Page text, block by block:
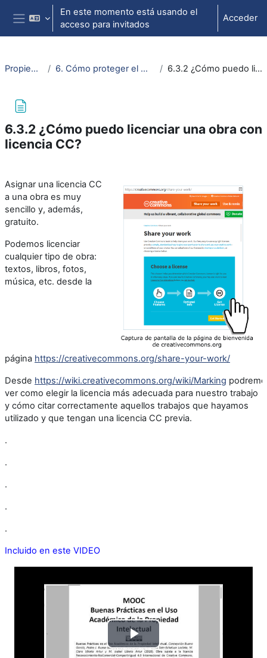
Salta al contenido principal
Panel lateral
En este momento está usando el
acceso para invitados
Acceder
Propiedad intelectual 6. Cómo proteger el material docente o académico propio 6.3.2 ¿Cómo puedo licenciar una obra con licencia CC?
6.3.2 ¿Cómo puedo licenciar una obra con
licencia CC?
Asignar una licencia CC
a una obra es muy
sencillo y, además,
gratuito.
Podemos licenciar
cualquier tipo de obra:
textos, libros, fotos,
música, etc. desde la
página https://creativecommons.org/share-your-work/
Desde https://wiki.creativecommons.org/wiki/Marking
ver como elegir la licencia más adecuada para nuestro trabajo
y cómo citar correctamente aquellos trabajos que hayamos
utilizado y que tengan una licencia CC previa.
.
.
.
.
.
Incluido en este VIDEO
Reproducir